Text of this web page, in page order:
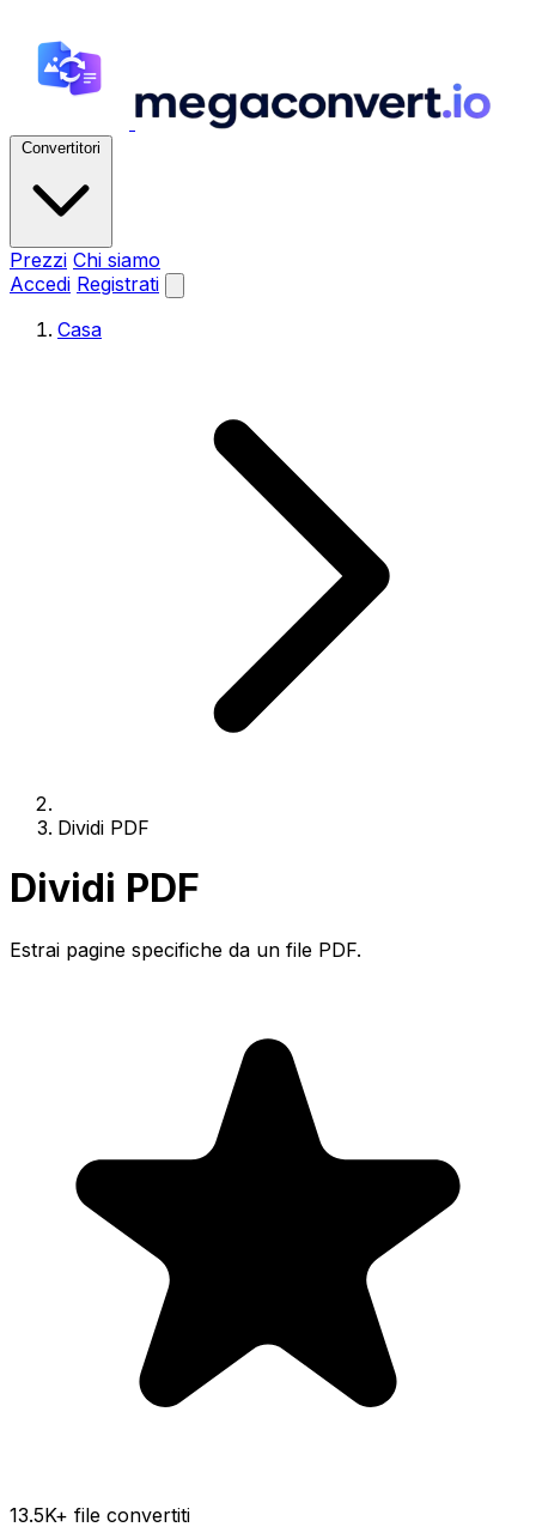
Convertitori
Prezzi Chi siamo
Accedi Registrati
Casa
Dividi PDF
Dividi PDF
Estrai pagine specifiche da un file PDF.
13.5K+ file convertiti